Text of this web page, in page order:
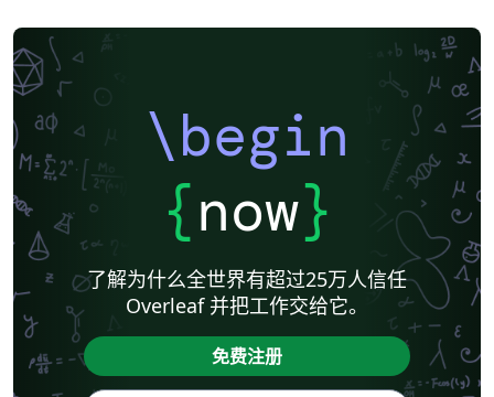
\begin
{now}
了解为什么全世界有超过25万人信任
Overleaf 并把工作交给它。
免费注册